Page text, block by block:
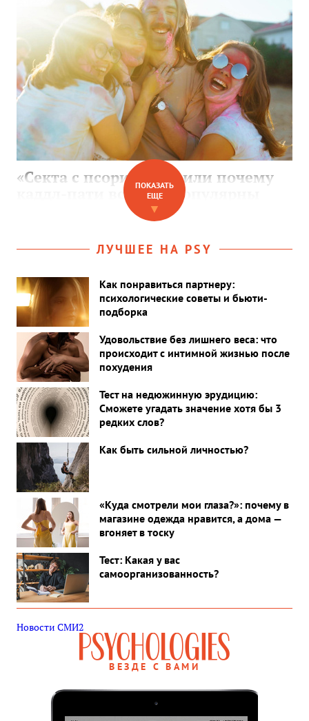
«Секта с псориазом», или почему
каддл-пати все еще популярны
ПОКАЗАТЬ
ЕЩЕ
▼
ЛУЧШЕЕ НА PSY
Как понравиться партнеру:
психологические советы и бьюти-
подборка
Удовольствие без лишнего веса: что
происходит с интимной жизнью после
похудения
Тест на недюжинную эрудицию:
Сможете угадать значение хотя бы 3
редких слов?
Как быть сильной личностью?
«Куда смотрели мои глаза?»: почему в
магазине одежда нравится, а дома —
вгоняет в тоску
Тест: Какая у вас
самоорганизованность?
Новости СМИ2
ВЕЗДЕ С ВАМИ